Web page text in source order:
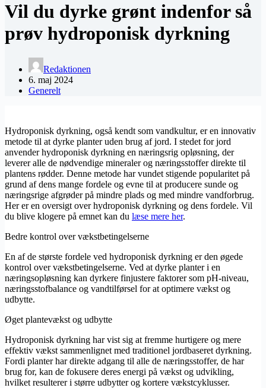
Vil du dyrke grønt indenfor så
prøv hydroponisk dyrkning
Redaktionen
6. maj 2024
Generelt
Hydroponisk dyrkning, også kendt som vandkultur, er en innovativ
metode til at dyrke planter uden brug af jord. I stedet for jord
anvender hydroponisk dyrkning en næringsrig opløsning, der
leverer alle de nødvendige mineraler og næringsstoffer direkte til
plantens rødder. Denne metode har vundet stigende popularitet på
grund af dens mange fordele og evne til at producere sunde og
næringsrige afgrøder på mindre plads og med mindre vandforbrug.
Her er en oversigt over hydroponisk dyrkning og dens fordele. Vil
du blive klogere på emnet kan du læse mere her.
Bedre kontrol over vækstbetingelserne
En af de største fordele ved hydroponisk dyrkning er den øgede
kontrol over vækstbetingelserne. Ved at dyrke planter i en
næringsopløsning kan dyrkere finjustere faktorer som pH-niveau,
næringsstofbalance og vandtilførsel for at optimere vækst og
udbytte.
Øget plantevækst og udbytte
Hydroponisk dyrkning har vist sig at fremme hurtigere og mere
effektiv vækst sammenlignet med traditionel jordbaseret dyrkning.
Fordi planter har direkte adgang til alle de næringsstoffer, de har
brug for, kan de fokusere deres energi på vækst og udvikling,
hvilket resulterer i større udbytter og kortere vækstcyklusser.